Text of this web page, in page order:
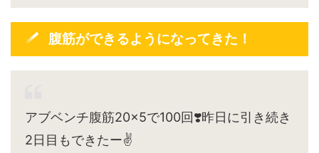
腹筋ができるようになってきた！
アブベンチ腹筋20×5で100回❣️昨日に引き続き
2日目もできたー✌️